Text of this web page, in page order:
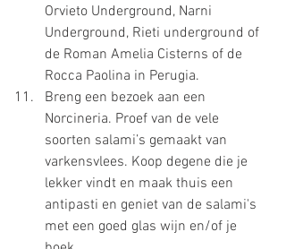
Orvieto Underground, Narni
Underground, Rieti underground of
de Roman Amelia Cisterns of de
Rocca Paolina in Perugia.
Breng een bezoek aan een
Norcineria. Proef van de vele
soorten salami’s gemaakt van
varkensvlees. Koop degene die je
lekker vindt en maak thuis een
antipasti en geniet van de salami's
met een goed glas wijn en/of je